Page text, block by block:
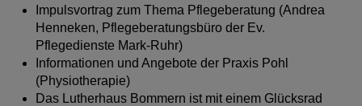
Impulsvortrag zum Thema Pflegeberatung (Andrea
Henneken, Pflegeberatungsbüro der Ev.
Pflegedienste Mark-Ruhr)
Informationen und Angebote der Praxis Pohl
(Physiotherapie)
Das Lutherhaus Bommern ist mit einem Glücksrad